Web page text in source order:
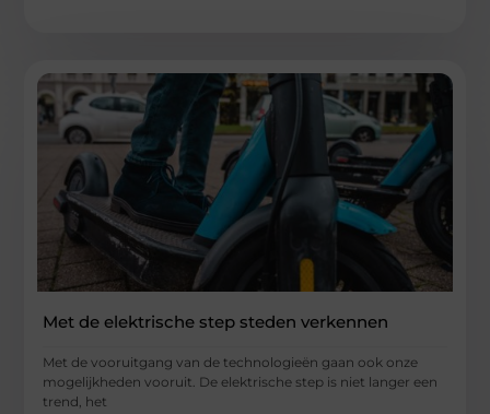
Met de elektrische step steden verkennen
Met de vooruitgang van de technologieën gaan ook onze
mogelijkheden vooruit. De elektrische step is niet langer een
trend, het